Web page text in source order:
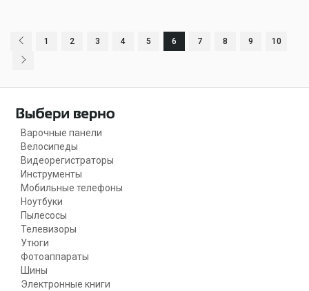
1 2 3 4 5 6 7 8 9 10
Варочные панели
Велосипеды
Видеорегистраторы
Инструменты
Мобильные телефоны
Ноутбуки
Пылесосы
Телевизоры
Утюги
Фотоаппараты
Шины
Электронные книги